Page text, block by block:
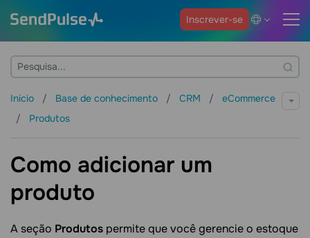
Inscrever-se
Início Base de conhecimento CRM
eCommerce
Produtos
Como adicionar um
produto
A seção Produtos permite que você gerencie o estoque